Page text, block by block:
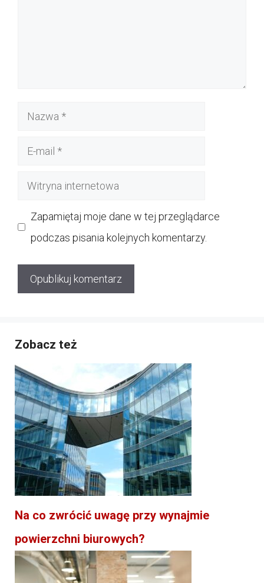
Nazwa
Witryna
Zapamiętaj moje dane w tej przeglądarce
podczas pisania kolejnych komentarzy.
Zobacz też
Na co zwrócić uwagę przy wynajmie
powierzchni biurowych?